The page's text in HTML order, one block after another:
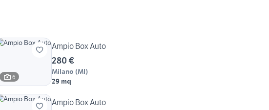
6
Ampio Box Auto
280 €
Milano (MI)
29 mq
Ampio Box Auto